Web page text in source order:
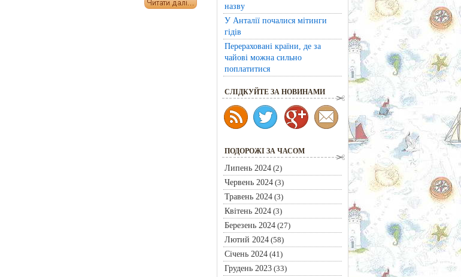
назву
У Анталії почалися мітинги
гідів
Перераховані країни, де за
чайові можна сильно
поплатитися
CЛІДКУЙТЕ ЗА НОВИНАМИ
ПОДОРОЖІ ЗА ЧАСОМ
Липень 2024(2)
Червень 2024(3)
Травень 2024(3)
Квітень 2024(3)
Березень 2024(27)
Лютий 2024(58)
Січень 2024(41)
Грудень 2023(33)